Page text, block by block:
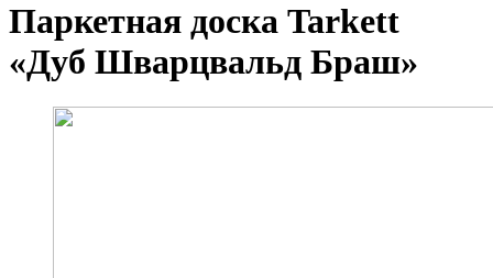
Паркетная доска Tarkett
«Дуб Шварцвальд Браш»